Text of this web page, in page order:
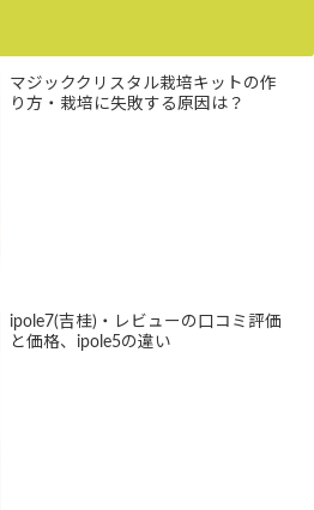
マジッククリスタル栽培キットの作
り方・栽培に失敗する原因は？
ipole7(吉桂)・レビューの口コミ評価
と価格、ipole5の違い